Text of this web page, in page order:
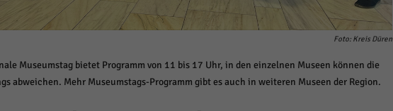
Foto: Kreis Düren
Museumstag bietet Programm von 11 bis 17 Uhr, in den einzelnen Museen können die
abweichen. Mehr Museumstags-Programm gibt es auch in weiteren Museen der Region.